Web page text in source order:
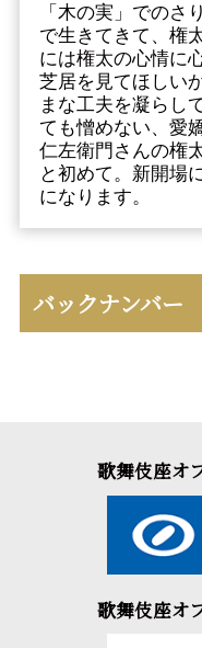
「木の実」でのさ
で生きてきて、権
には権太の心情に
芝居を見てほしい
まな工夫を凝らし
ても憎めない、愛
仁左衛門さんの権
と初めて。新開場
になります。
バックナンバー
歌舞伎座オ
歌舞伎座オ